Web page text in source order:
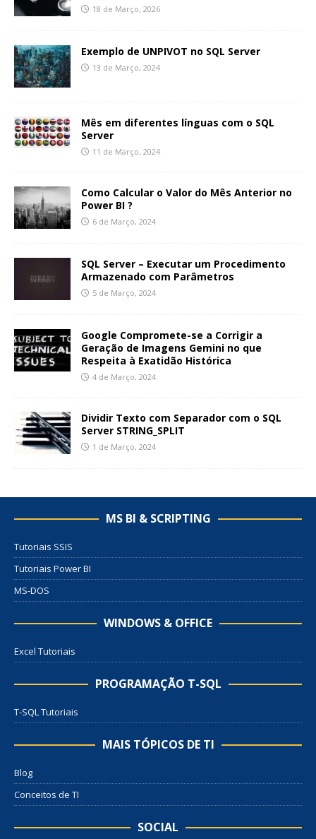
18 de Março, 2026
Exemplo de UNPIVOT no SQL Server
13 de Março, 2024
Mês em diferentes línguas com o SQL
Server
11 de Março, 2024
Como Calcular o Valor do Mês Anterior no
Power BI ?
6 de Março, 2024
SQL Server – Executar um Procedimento
Armazenado com Parâmetros
5 de Março, 2024
Google Compromete-se a Corrigir a
Geração de Imagens Gemini no que
Respeita à Exatidão Histórica
4 de Março, 2024
Dividir Texto com Separador com o SQL
Server STRING_SPLIT
1 de Março, 2024
MS BI & SCRIPTING
Tutoriais SSIS
Tutoriais Power BI
MS-DOS
WINDOWS & OFFICE
Excel Tutoriais
PROGRAMAÇÃO T-SQL
T-SQL Tutoriais
MAIS TÓPICOS DE TI
Blog
Conceitos de TI
SOCIAL